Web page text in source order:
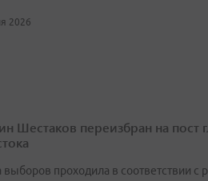
2026
Шестаков переизбран на пост
выборов проходила в соответствии с